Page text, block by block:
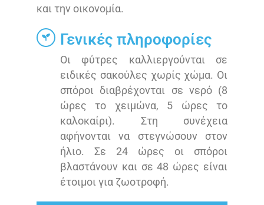
και την οικονομία.
Γενικές πληροφορίες
Οι φύτρες καλλιεργούνται σε
ειδικές σακούλες χωρίς χώμα. Οι
σπόροι διαβρέχονται σε νερό (8
ώρες το χειμώνα, 5 ώρες το
καλοκαίρι). Στη συνέχεια
αφήνονται να στεγνώσουν στον
ήλιο. Σε 24 ώρες οι σπόροι
βλαστάνουν και σε 48 ώρες είναι
έτοιμοι για ζωοτροφή.